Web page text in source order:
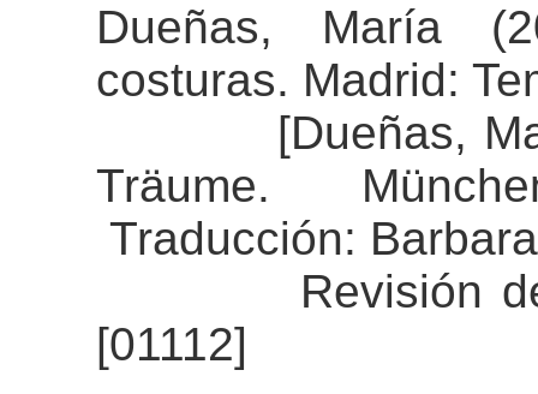
Dueñas, María
costuras. Madrid:
[Dueñas, María
Träume.
Traducción:
Revisión del
[01112]